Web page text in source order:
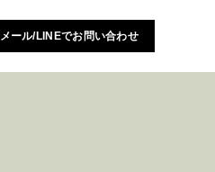
メール/LINEでお問い合わせ